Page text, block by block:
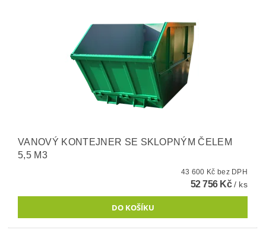
VANOVÝ KONTEJNER SE SKLOPNÝM ČELEM
5,5 M3
43 600 Kč bez DPH
52 756 Kč/ ks